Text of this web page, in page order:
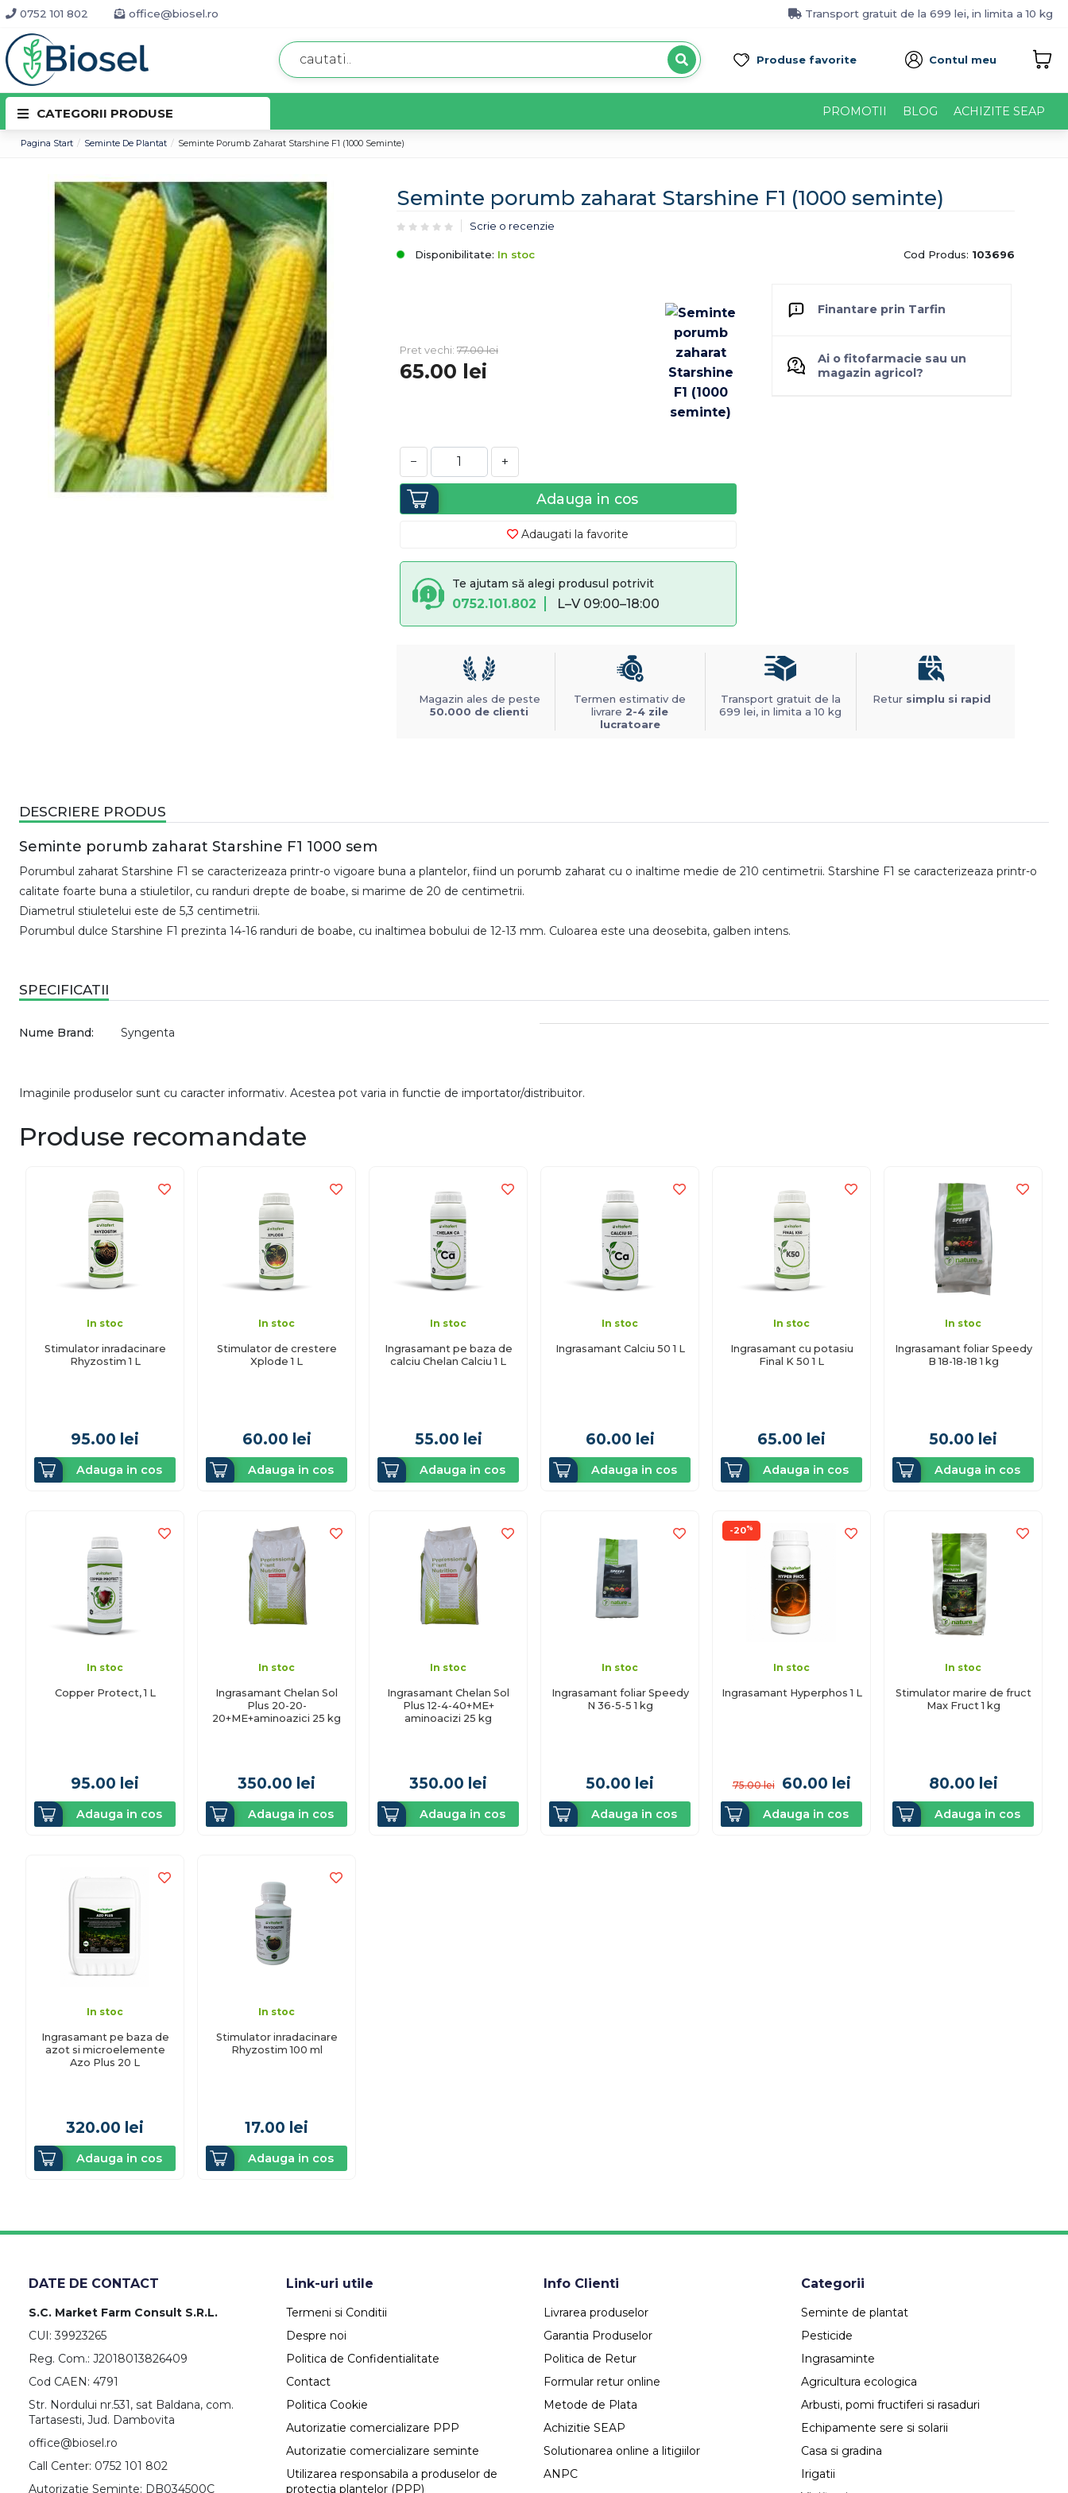
0752 101 802 office@biosel.ro Transport gratuit de la 699 lei, in limita a 10 kg
Produse favorite Contul meu
CATEGORII PRODUSE PROMOTII BLOG ACHIZITE SEAP
Pagina Start Seminte De Plantat Seminte Porumb Zaharat Starshine F1 (1000 Seminte)
Seminte porumb zaharat Starshine F1 (1000 seminte)
Scrie o recenzie
Disponibilitate: In stoc Cod Produs: 103696
Pret vechi: 77.00lei
65.00 lei
− +
Adauga in cos
Adaugati la favorite
Te ajutam să alegi produsul potrivit
0752.101.802 L–V 09:00–18:00
Finantare prin Tarfin
Ai o fitofarmacie sau un
magazin agricol?
Magazin ales de peste
50.000 de clienti
Termen estimativ de
livrare 2-4 zile
lucratoare
Transport gratuit de la
699 lei, in limita a 10 kg
Retur simplu si rapid
DESCRIERE PRODUS
Seminte porumb zaharat Starshine F1 1000 sem
Porumbul zaharat Starshine F1 se caracterizeaza printr-o vigoare buna a plantelor, fiind un porumb zaharat cu o inaltime medie de 210 centimetrii. Starshine F1 se caracterizeaza printr-o
calitate foarte buna a stiuletilor, cu randuri drepte de boabe, si marime de 20 de centimetrii.
Diametrul stiuletelui este de 5,3 centimetrii.
Porumbul dulce Starshine F1 prezinta 14-16 randuri de boabe, cu inaltimea bobului de 12-13 mm. Culoarea este una deosebita, galben intens.
SPECIFICATII
Nume Brand: Syngenta
Imaginile produselor sunt cu caracter informativ. Acestea pot varia in functie de importator/distribuitor.
Produse recomandate
In stoc
Stimulator inradacinare
Rhyzostim 1 L
95.00 lei
Adauga in cos
In stoc
Stimulator de crestere
Xplode 1 L
60.00 lei
Adauga in cos
In stoc
Ingrasamant pe baza de
calciu Chelan Calciu 1 L
55.00 lei
Adauga in cos
In stoc
Ingrasamant Calciu 50 1 L
60.00 lei
Adauga in cos
In stoc
Ingrasamant cu potasiu
Final K 50 1 L
65.00 lei
Adauga in cos
In stoc
Ingrasamant foliar Speedy
B 18-18-18 1 kg
50.00 lei
Adauga in cos
In stoc
Copper Protect, 1 L
95.00 lei
Adauga in cos
In stoc
Ingrasamant Chelan Sol
Plus 20-20-
20+ME+aminoazici 25 kg
350.00 lei
Adauga in cos
In stoc
Ingrasamant Chelan Sol
Plus 12-4-40+ME+
aminoacizi 25 kg
350.00 lei
Adauga in cos
In stoc
Ingrasamant foliar Speedy
N 36-5-5 1 kg
50.00 lei
Adauga in cos
-20%
In stoc
Ingrasamant Hyperphos 1 L
75.00 lei 60.00 lei
Adauga in cos
In stoc
Stimulator marire de fruct
Max Fruct 1 kg
80.00 lei
Adauga in cos
In stoc
Ingrasamant pe baza de
azot si microelemente
Azo Plus 20 L
320.00 lei
Adauga in cos
In stoc
Stimulator inradacinare
Rhyzostim 100 ml
17.00 lei
Adauga in cos
DATE DE CONTACT
S.C. Market Farm Consult S.R.L.
CUI: 39923265
Reg. Com.: J2018013826409
Cod CAEN: 4791
Str. Nordului nr.531, sat Baldana, com.
Tartasesti, Jud. Dambovita
office@biosel.ro
Call Center: 0752 101 802
Autorizatie Seminte: DB034500C
Link-uri utile
Termeni si Conditii
Despre noi
Politica de Confidentialitate
Contact
Politica Cookie
Autorizatie comercializare PPP
Autorizatie comercializare seminte
Utilizarea responsabila a produselor de
protectia plantelor (PPP)
Info Clienti
Livrarea produselor
Garantia Produselor
Politica de Retur
Formular retur online
Metode de Plata
Achizitie SEAP
Solutionarea online a litigiilor
ANPC
Categorii
Seminte de plantat
Pesticide
Ingrasaminte
Agricultura ecologica
Arbusti, pomi fructiferi si rasaduri
Echipamente sere si solarii
Casa si gradina
Irigatii